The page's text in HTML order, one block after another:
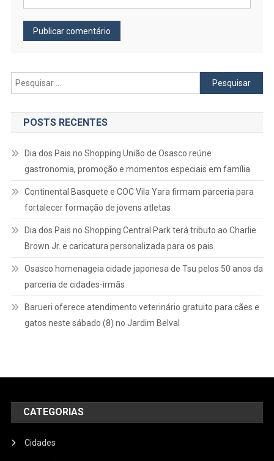
Pesquisar
por:
POSTS RECENTES
Dia dos Pais no Shopping União de Osasco reúne
gastronomia, promoção e momentos especiais em família
Continental Basquete e COC Vila Yara firmam parceria para
fortalecer formação de jovens atletas
Dia dos Pais no Shopping Central Park terá tributo ao Charlie
Brown Jr. e caricatura personalizada para os pais
Osasco homenageia cidade japonesa de Tsu pelos 50 anos da
parceria de cidades-irmãs
Barueri oferece atendimento veterinário gratuito para cães e
gatos neste sábado (8) no Jardim Belval
CATEGORIAS
Cidades